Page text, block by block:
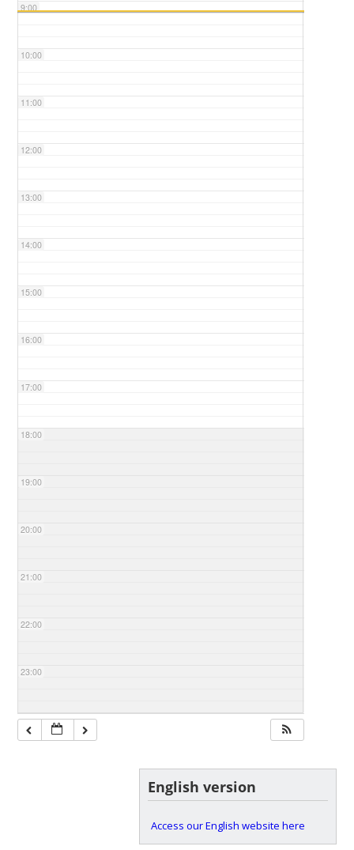
9:00
10:00
11:00
12:00
13:00
14:00
15:00
16:00
17:00
18:00
19:00
20:00
21:00
22:00
23:00
English version
Access our English website here